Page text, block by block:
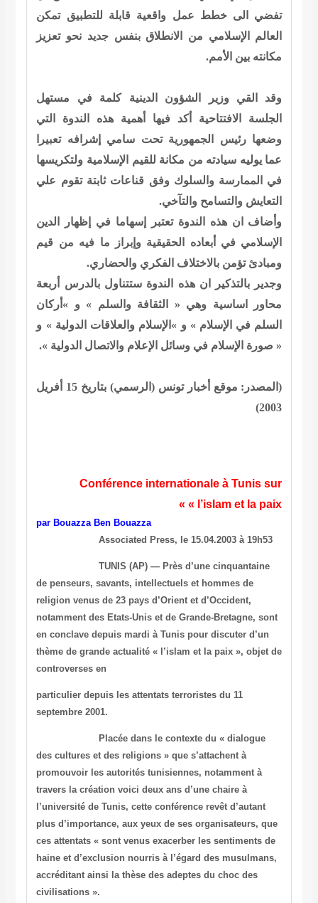
تفضي الى خطط عمل واقعية قابلة للتطبيق تمكن
العالم الإسلامي من الانطلاق بنفس جديد نحو تعزيز
مكانته بين الأمم.
وقد القي وزير الشؤون الدينية كلمة في مستهل
الجلسة الافتتاحية أكد فيها أهمية هذه الندوة التي
وضعها رئيس الجمهورية تحت سامي إشرافه تعبيرا
عما يوليه سيادته من مكانة للقيم الإسلامية ولتكريسها
في الممارسة والسلوك وفق قناعات ثابتة تقوم علي
التعايش والتسامح والتآخي.
وأضاف ان هذه الندوة تعتبر إسهاما في إظهار الدين
الإسلامي في أبعاده الحقيقية وإبراز ما فيه من قيم
ومبادئ تؤمن بالاختلاف الفكري والحضاري.
وجدير بالتذكير ان هذه الندوة ستتناول بالدرس أربعة
محاور اساسية وهي « الثقافة والسلم » و »أركان
السلم في الإسلام » و »الإسلام والعلاقات الدولية » و
« صورة الإسلام في وسائل الإعلام والاتصال الدولية ».
(المصدر: موقع أخبار تونس (الرسمي) بتاريخ 15 أفريل
2003)
Conférence internationale àTunis sur
« l’islam et la paix »
par Bouazza Ben Bouazza
Associated Press, le 15.04.2003 à 19h53
TUNIS (AP) — Près d’une cinquantaine
de penseurs, savants, intellectuels et hommes de
religion venus de 23 pays d’Orient etd’Occident,
notamment des Etats-Unis et de Grande-Bretagne, sont
enconclave depuis mardi àTunis pour discuter d’un
thème de grandeactualité « l’islam et la paix », objet de
controverses en
particulier depuis les attentats terroristes du 11
septembre 2001.
Placée dans le contexte du « dialogue
des cultures et des religions » que s’attachent à
promouvoir les autorités tunisiennes, notamment à
travers la création voici deux ans d’une chaire à
l’université deTunis, cette conférence revêt d’autant
plusd’importance, aux yeux de ses organisateurs, que
ces attentats« sont venus exacerber les sentiments de
haine et d’exclusion nourris à l’égard des musulmans,
accréditant ainsi la thèse desadeptes du choc des
civilisations ».